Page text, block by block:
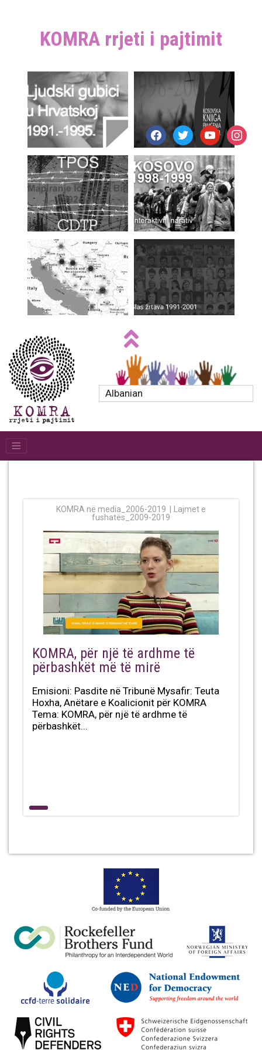
KOMRA rrjeti i pajtimit
Albanian
KOMRA në media_2006-2019
Lajmet e
fushatës_2009-2019
KOMRA, për një të ardhme të
përbashkët më të mirë
Emisioni: Pasdite në Tribunë Mysafir: Teuta
Hoxha, Anëtare e Koalicionit për KOMRA
Tema: KOMRA, për një të ardhme të
përbashkët...
facebooktwitteryoutube